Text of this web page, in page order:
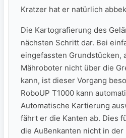
Kratzer hat er natürlich
Die ⁤Kartografierung des
nächsten Schritt dar. Bei
eingefassten Grundstücken,
Mähroboter nicht über die
kann, ist dieser Vorgang
RoboUP T1000 ​kann
Automatische Kartierung
fährt er die Kanten ab. Dies
die Außenkanten nicht in